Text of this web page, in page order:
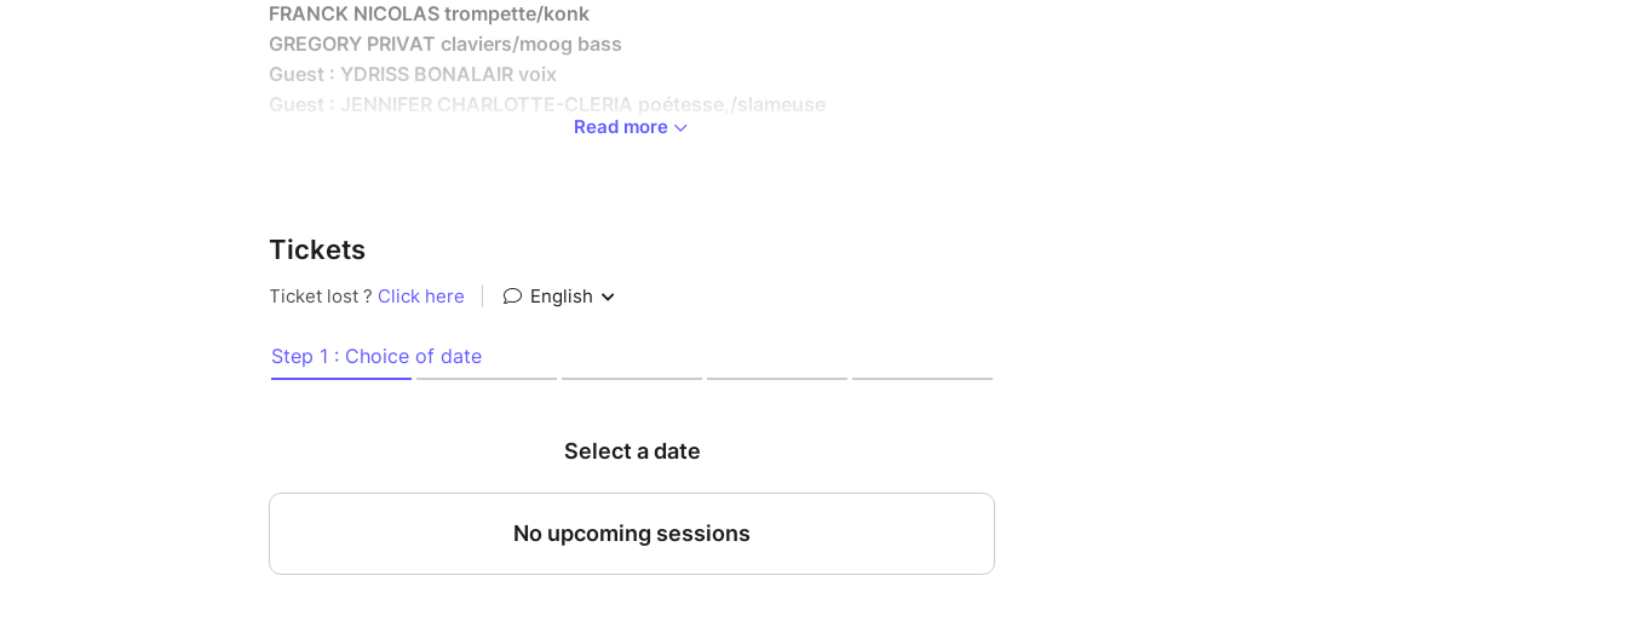
FRANCK NICOLAS trompette/konk
GREGORY PRIVAT claviers/moog bass
Guest : YDRISS BONALAIR voix
Guest : JENNIFER CHARLOTTE-CLERIA poétesse,/slameuse
créatrices d’un art nouveau. Franck Nicolas et Gregory Privat, alchimistes des
& coquillagiste de Guadeloupe, l’autre est pianiste de Martinique, mais leur
et planètes du système Solaire. Apres les enregistrements des albums : Jazz-
ka-Philosophy
Jazz, Biguines Solaires, POP-KA, Franck & Gregory ont développé une sorte de
complicité artistique quasi fusionnelle. C’est sur ces bases solides que s’est
Read more
Tickets